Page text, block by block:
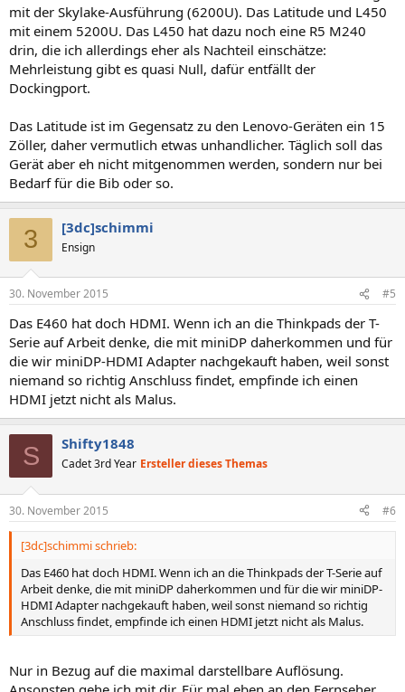
mit der Skylake-Ausführung (6200U). Das Latitude und L450
mit einem 5200U. Das L450 hat dazu noch eine R5 M240
drin, die ich allerdings eher als Nachteil einschätze:
Mehrleistung gibt es quasi Null, dafür entfällt der
Dockingport.
Das Latitude ist im Gegensatz zu den Lenovo-Geräten ein 15
Zöller, daher vermutlich etwas unhandlicher. Täglich soll das
Gerät aber eh nicht mitgenommen werden, sondern nur bei
Bedarf für die Bib oder so.
3 [3dc]schimmi
Ensign
30. November 2015 #5
Das E460 hat doch HDMI. Wenn ich an die Thinkpads der T-
Serie auf Arbeit denke, die mit miniDP daherkommen und für
die wir miniDP-HDMI Adapter nachgekauft haben, weil sonst
niemand so richtig Anschluss findet, empfinde ich einen
HDMI jetzt nicht als Malus.
S Shifty1848
Cadet 3rd Year Ersteller dieses Themas
30. November 2015 #6
[3dc]schimmi schrieb:
Das E460 hat doch HDMI. Wenn ich an die Thinkpads der T-Serie auf
Arbeit denke, die mit miniDP daherkommen und für die wir miniDP-
HDMI Adapter nachgekauft haben, weil sonst niemand so richtig
Anschluss findet, empfinde ich einen HDMI jetzt nicht als Malus.
Nur in Bezug auf die maximal darstellbare Auflösung.